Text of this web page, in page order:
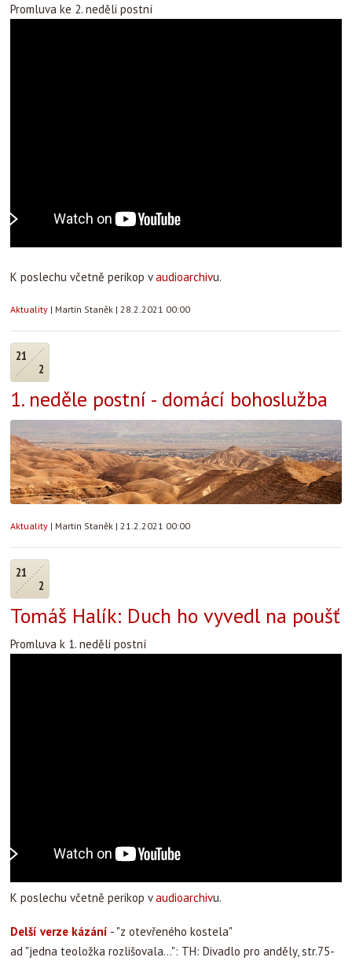
Promluva ke 2. neděli postní
K poslechu včetně perikop vaudioarchivu.
Aktuality | Martin Staněk | 28.2.2021 00:00
21
2
1. neděle postní - domácí bohoslužba
Aktuality | Martin Staněk | 21.2.2021 00:00
21
2
Tomáš Halík: Duch ho vyvedl na poušť
Promluva k 1. neděli postní
K poslechu včetně perikop vaudioarchivu.
Delší verze kázání - "z otevřeného kostela"
ad "jedna teoložka rozlišovala...": TH: Divadlo pro anděly, str.75-